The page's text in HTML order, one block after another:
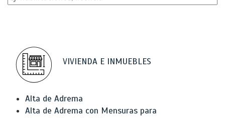
VIVIENDA E INMUEBLES
Alta de Adrema
Alta de Adrema con Mensuras para